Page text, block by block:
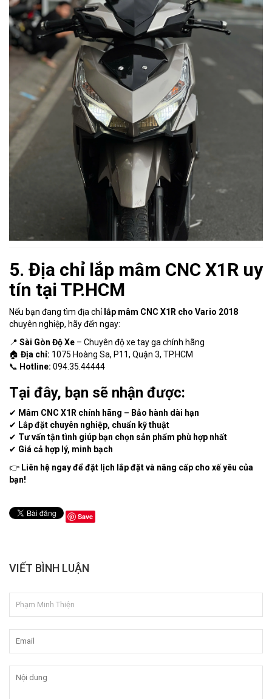
5. Địa chỉ lắp mâm CNC X1R uy
tín tại TP.HCM
Nếu bạn đang tìm địa chỉ lắp mâm CNC X1R cho Vario 2018
chuyên nghiệp, hãy đến ngay:
📍 Sài Gòn Độ Xe – Chuyên độ xe tay ga chính hãng
🏠 Địa chỉ: 1075 Hoàng Sa, P11, Quận 3, TP.HCM
📞 Hotline: 094.35.44444
Tại đây, bạn sẽ nhận được:
✔ Mâm CNC X1R chính hãng – Bảo hành dài hạn
✔ Lắp đặt chuyên nghiệp, chuẩn kỹ thuật
✔ Tư vấn tận tình giúp bạn chọn sản phẩm phù hợp nhất
✔ Giá cả hợp lý, minh bạch
👉 Liên hệ ngay để đặt lịch lắp đặt và nâng cấp cho xế yêu của
bạn!
Save
VIẾT BÌNH LUẬN